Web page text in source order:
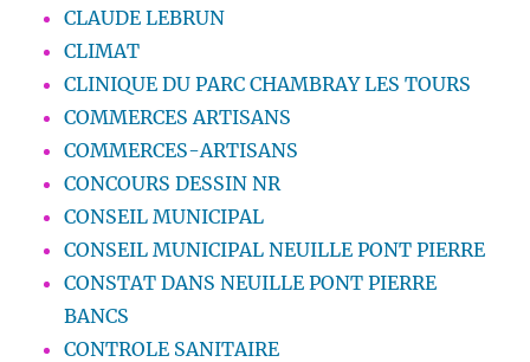
CLAUDE LEBRUN
CLIMAT
CLINIQUE DU PARC CHAMBRAY LES TOURS
COMMERCES ARTISANS
COMMERCES-ARTISANS
CONCOURS DESSIN NR
CONSEIL MUNICIPAL
CONSEIL MUNICIPAL NEUILLE PONT PIERRE
CONSTAT DANS NEUILLE PONT PIERRE
BANCS
CONTROLE SANITAIRE